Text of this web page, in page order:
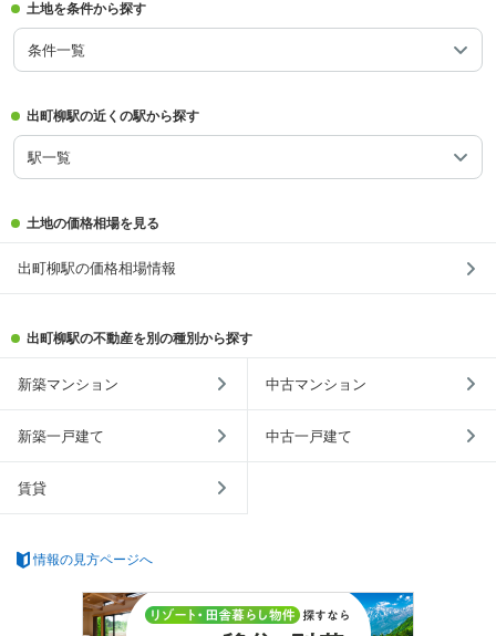
土地を条件から探す
条件一覧
出町柳駅の近くの駅から探す
駅一覧
土地の価格相場を見る
出町柳駅の価格相場情報
出町柳駅の不動産を別の種別から探す
新築マンション 中古マンション
新築一戸建て 中古一戸建て
賃貸
情報の見方ページへ